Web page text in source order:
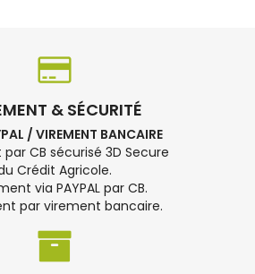
& SÉCURITÉ
/ VIREMENT BANCAIRE
CB sécurisé 3D Secure
Crédit Agricole.
via PAYPAL par CB.
par virement bancaire.